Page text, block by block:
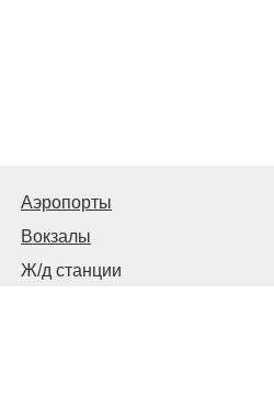
Аэропорты
Вокзалы
Ж/д станции